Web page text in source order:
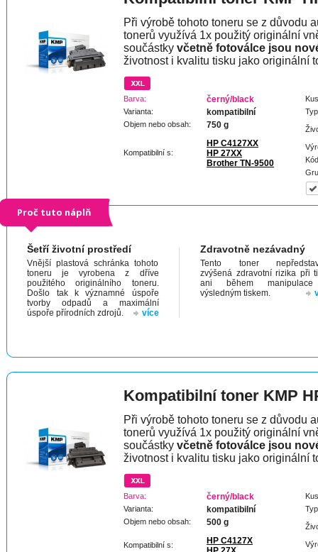
Při výrobě tohoto toneru se z důvodu
tonerů využívá 1x použitý originální
součástky včetně fotoválce jsou
životnost i kvalitu tisku jako originální
Barva: černý/black
Varianta: kompatibilní
Objem nebo obsah: 750 g
Kompatibilní s:
HP C4127XX
HP 27XX
Brother TN-9500
Proč tuto náplň
Šetří životní prostředí
Vnější plastová schránka tohoto
toneru je vyrobena z dříve
použitého originálního toneru.
Došlo tak k významné úspoře
tvorby odpadů a maximální
úspoře přírodních zdrojů.
více
Zdravotně nezávadný
Tento toner
zvýšená zdravotní rizika při
ani během
výsledným tiskem.
Kompatibilní toner KMP
Při výrobě tohoto toneru se z důvodu
tonerů využívá 1x použitý originální
součástky včetně fotoválce jsou
životnost i kvalitu tisku jako originální
Barva: černý/black
Varianta: kompatibilní
Objem nebo obsah: 500 g
Kompatibilní s:
HP C4127X